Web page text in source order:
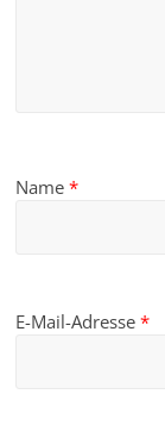
Name*
E-Mail-Adresse*